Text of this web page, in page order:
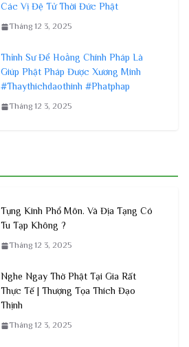
Các Vị Đệ Tử Thời Đức Phật
Tháng 12 3, 2025
Thỉnh Sư Để Hoằng Chính Pháp Là
Giúp Phật Pháp Được Xương Minh
#Thaythichdaothinh #Phatphap
Tháng 12 3, 2025
Tụng Kinh Phổ Môn. Và Địa Tạng Có
Tu Tạp Không ?
Tháng 12 3, 2025
Nghe Ngay Thờ Phật Tại Gia Rất
Thực Tế | Thượng Tọa Thích Đạo
Thịnh
Tháng 12 3, 2025